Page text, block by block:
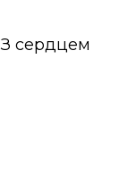
З сердцем